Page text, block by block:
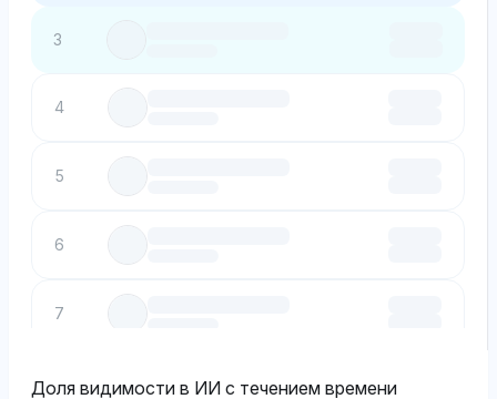
3
4
5
6
7
8
Доля видимости в ИИ с течением времени